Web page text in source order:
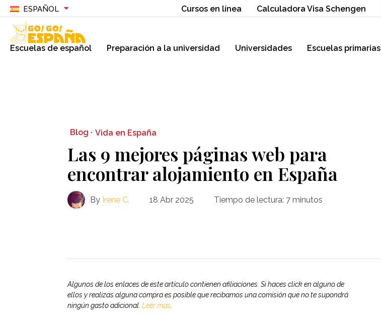
ESPAÑOL Cursos en línea Calculadora Visa Schengen
Escuelas de español Preparación a la universidad Universidades Escuelas primarias
Blog · Vida en España
Las 9 mejores páginas web para
encontrar alojamiento en España
By Irene C. 18 Abr 2025 Tiempo de lectura: 7 minutos
Algunos de los enlaces de este artículo contienen afiliaciones. Si haces click en alguno de
ellos y realizas alguna compra es posible que recibamos una comisión que no te supondrá
ningún gasto adicional.Leer más